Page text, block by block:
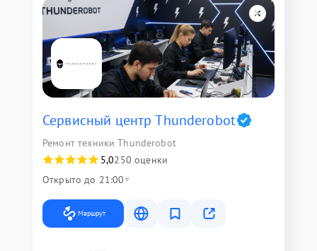
Сервисный центр Thunderobot
Ремонт техники Thunderobot
5,0250 оценки
Открыто до 21:00
Маршрут